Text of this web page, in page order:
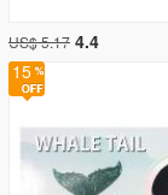
US$ 5.17 4.4
15